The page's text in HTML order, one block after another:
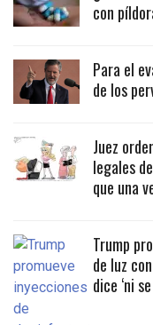
con
Para el
de los
Juez
legales
que una
Trump
de luz
dice ‘ni